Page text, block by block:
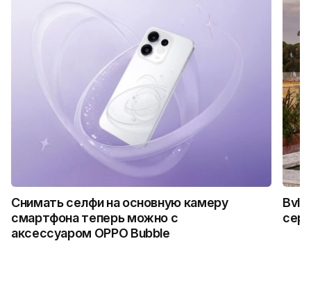
Снимать селфи на основную камеру
смартфона теперь можно с
аксессуаром OPPO Bubble